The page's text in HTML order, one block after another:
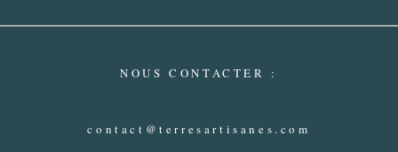
NOUS CONTACTER :
contact@terresartisanes.com